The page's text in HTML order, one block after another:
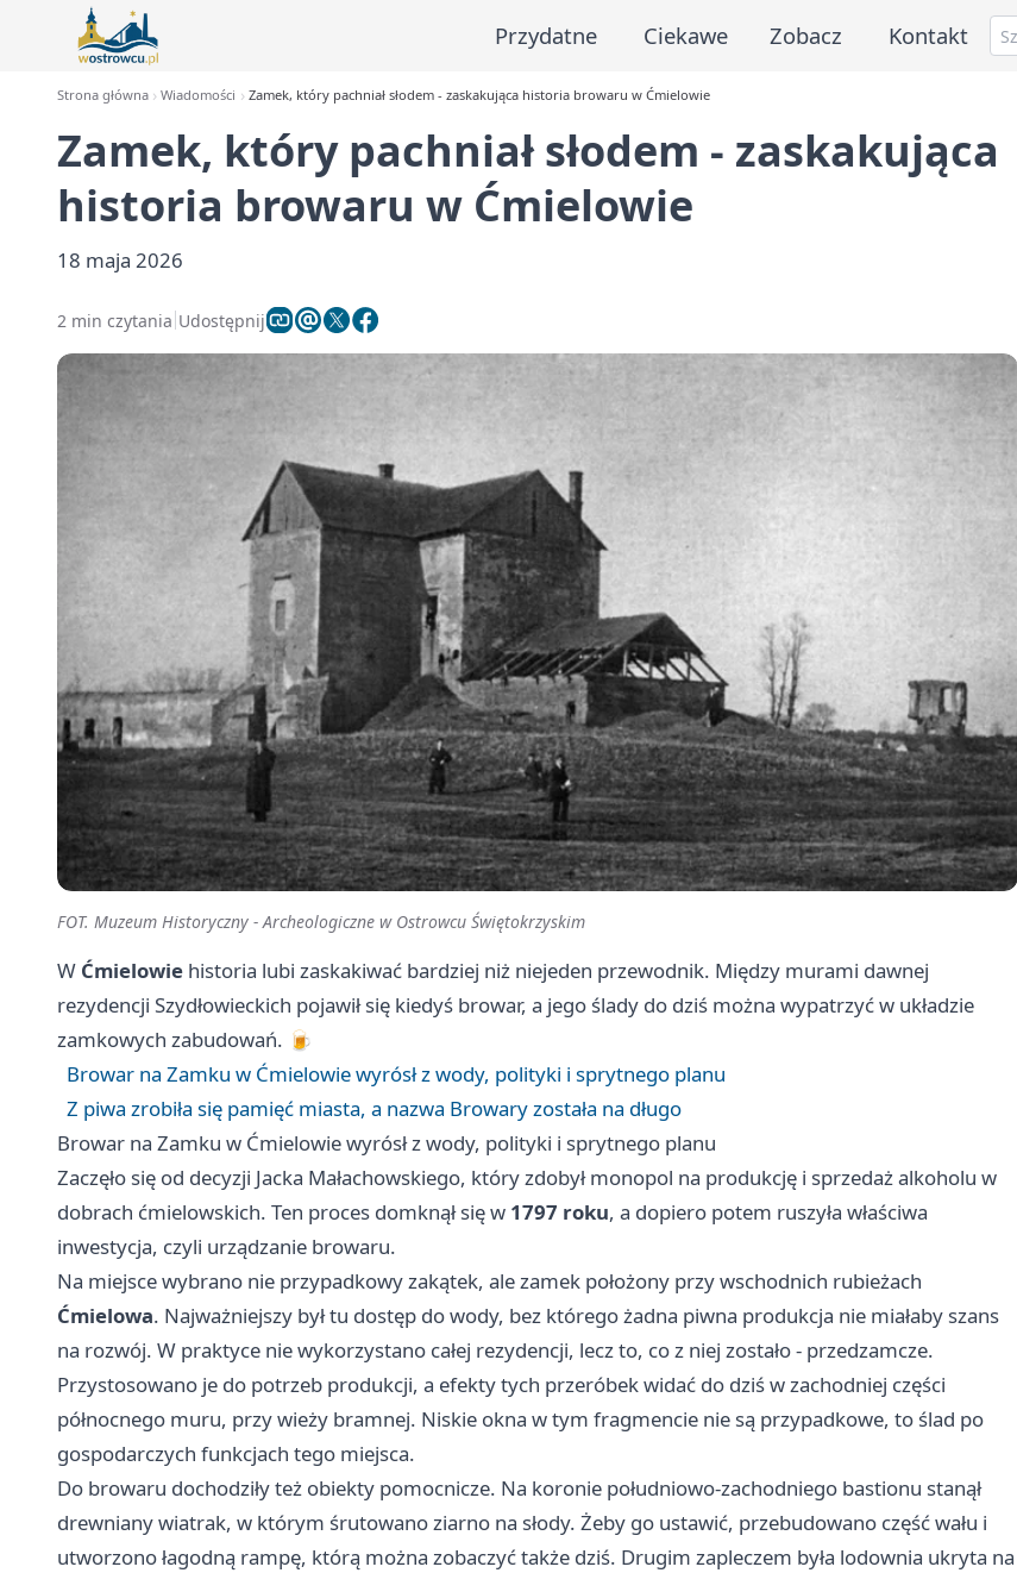
Przydatne Ciekawe Zobacz Kontakt
Strona główna Wiadomości Zamek, który pachniał słodem - zaskakująca historia browaru w Ćmielowie
Zamek, który pachniał słodem - zaskakująca
historia browaru w Ćmielowie
18 maja 2026
2 min czytania Udostępnij
FOT. Muzeum Historyczny - Archeologiczne w Ostrowcu Świętokrzyskim
W Ćmielowie historia lubi zaskakiwać bardziej niż niejeden przewodnik. Między murami dawnej
rezydencji Szydłowieckich pojawił się kiedyś browar, a jego ślady do dziś można wypatrzyć w układzie
zamkowych zabudowań. 🍺
Browar na Zamku w Ćmielowie wyrósł z wody, polityki i sprytnego planu
Z piwa zrobiła się pamięć miasta, a nazwa Browary została na długo
Browar na Zamku w Ćmielowie wyrósł z wody, polityki i sprytnego planu
Zaczęło się od decyzji Jacka Małachowskiego, który zdobył monopol na produkcję i sprzedaż alkoholu w
dobrach ćmielowskich. Ten proces domknął się w 1797 roku, a dopiero potem ruszyła właściwa
inwestycja, czyli urządzanie browaru.
Na miejsce wybrano nie przypadkowy zakątek, ale zamek położony przy wschodnich rubieżach
Ćmielowa. Najważniejszy był tu dostęp do wody, bez którego żadna piwna produkcja nie miałaby szans
na rozwój. W praktyce nie wykorzystano całej rezydencji, lecz to, co z niej zostało - przedzamcze.
Przystosowano je do potrzeb produkcji, a efekty tych przeróbek widać do dziś w zachodniej części
północnego muru, przy wieży bramnej. Niskie okna w tym fragmencie nie są przypadkowe, to ślad po
gospodarczych funkcjach tego miejsca.
Do browaru dochodziły też obiekty pomocnicze. Na koronie południowo-zachodniego bastionu stanął
drewniany wiatrak, w którym śrutowano ziarno na słody. Żeby go ustawić, przebudowano część wału i
utworzono łagodną rampę, którą można zobaczyć także dziś. Drugim zapleczem była lodownia ukryta na